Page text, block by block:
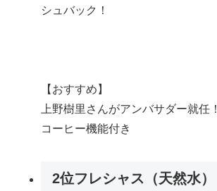
シュバック！
【おすすめ】
上野樹里さんがアンバサダー就任！
コーヒー機能付き
2位フレシャス（天然水）